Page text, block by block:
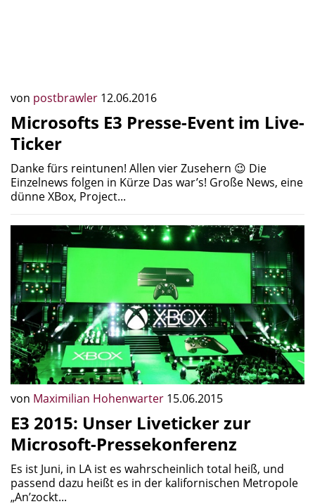
von postbrawler 12.06.2016
Microsofts E3 Presse-Event im Live-
Ticker
Danke fürs reintunen! Allen vier Zusehern 😉 Die
Einzelnews folgen in Kürze Das war’s! Große News, eine
dünne XBox, Project...
von Maximilian Hohenwarter 15.06.2015
E3 2015: Unser Liveticker zur
Microsoft-Pressekonferenz
Es ist Juni, in LA ist es wahrscheinlich total heiß, und
passend dazu heißt es in der kalifornischen Metropole
„An’zockt...